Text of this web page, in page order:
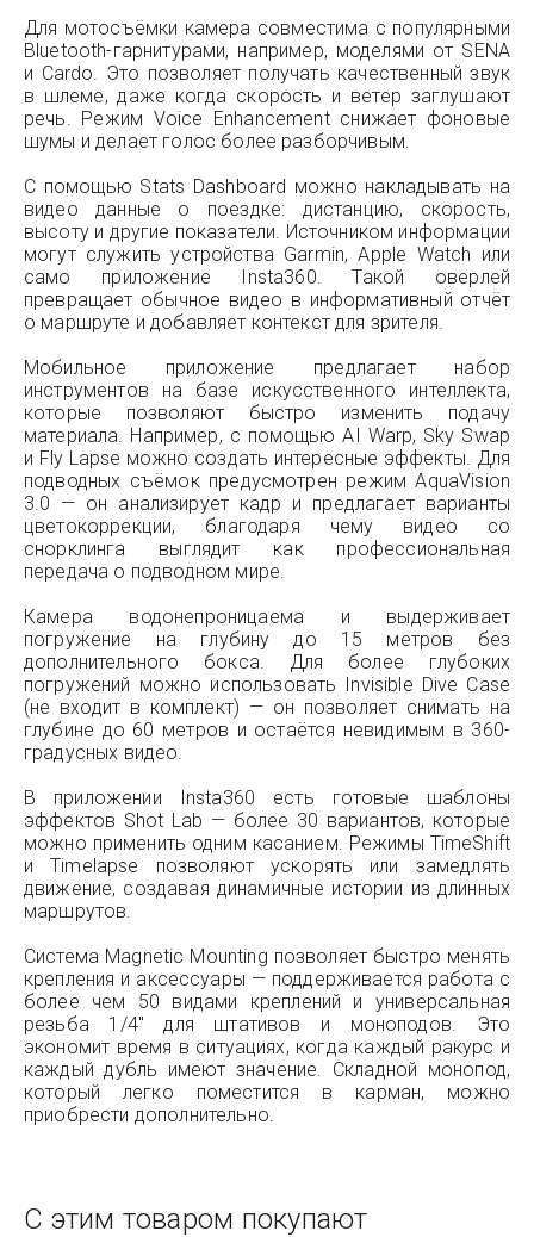
Для мотосъёмки камера совместима с популярными
Bluetooth-гарнитурами, например, моделями от SENA
и Cardo. Это позволяет получать качественный звук
в шлеме, даже когда скорость и ветер заглушают
речь. Режим Voice Enhancement снижает фоновые
шумы и делает голос более разборчивым.
С помощью Stats Dashboard можно накладывать на
видео данные о поездке: дистанцию, скорость,
высоту и другие показатели. Источником информации
могут служить устройства Garmin, Apple Watch или
само приложение Insta360. Такой оверлей
превращает обычное видео в информативный отчёт
о маршруте и добавляет контекст для зрителя.
Мобильное приложение предлагает набор
инструментов на базе искусственного интеллекта,
которые позволяют быстро изменить подачу
материала. Например, с помощью AI Warp, Sky Swap
и Fly Lapse можно создать интересные эффекты. Для
подводных съёмок предусмотрен режим AquaVision
3.0 — он анализирует кадр и предлагает варианты
цветокоррекции, благодаря чему видео со
снорклинга выглядит как профессиональная
передача о подводном мире.
Камера водонепроницаема и выдерживает
погружение на глубину до 15 метров без
дополнительного бокса. Для более глубоких
погружений можно использовать Invisible Dive Case
(не входит в комплект) — он позволяет снимать на
глубине до 60 метров и остаётся невидимым в 360-
градусных видео.
В приложении Insta360 есть готовые шаблоны
эффектов Shot Lab — более 30 вариантов, которые
можно применить одним касанием. Режимы TimeShift
и Timelapse позволяют ускорять или замедлять
движение, создавая динамичные истории из длинных
маршрутов.
Система Magnetic Mounting позволяет быстро менять
крепления и аксессуары — поддерживается работа с
более чем 50 видами креплений и универсальная
резьба 1/4″ для штативов и моноподов. Это
экономит время в ситуациях, когда каждый ракурс и
каждый дубль имеют значение. Складной монопод,
который легко поместится в карман, можно
приобрести дополнительно.
С этим товаром покупают